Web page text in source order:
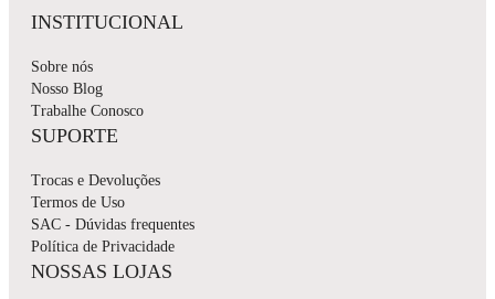
INSTITUCIONAL
Sobre nós
Nosso Blog
Trabalhe Conosco
SUPORTE
Trocas e Devoluções
Termos de Uso
SAC - Dúvidas frequentes
Política de Privacidade
NOSSAS LOJAS